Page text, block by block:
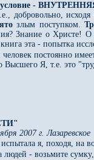
условие -
добровольно, исходя
злым поступком.
Знание о Христе!
книга эта - попытка
постоянно
Высшего Я, т.е. это
2007 г. Лазаревское
я, походя, на
людей - возьмите